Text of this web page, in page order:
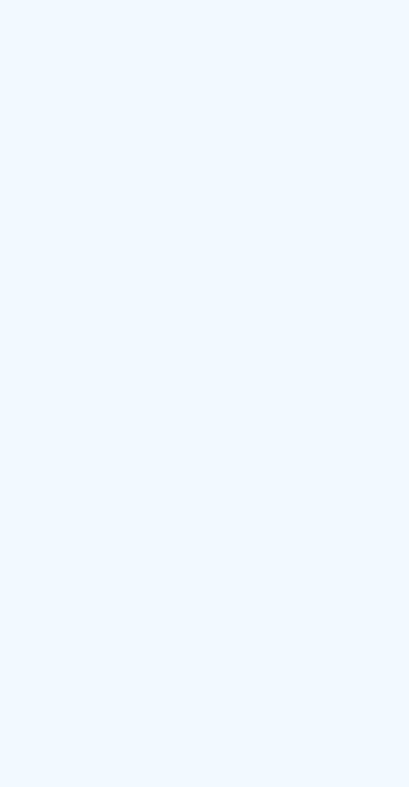
s’il faut faire attention aux moustiques.
s’il faut marcher un peu pour les trouver. L’une d’elles est une
montagnes et le mieux est que les gars qui gèrent la maison vous
vers Yuksom. Je portais des chaussures de randonnée et lui
Le lieu où s’est produit cet événement historique est situé à
c’est le lac Tsomgo ! Situé à 12 400 pieds d’altitude, ce lac de
caractéristique frappante du lac est qu’il change de couleur à
moines bouddhistes étudiaient la couleur du lac pour prédire l’avenir
de Nathula offre une beauté naturelle et des vues panoramiques
un grand nombre de touristes en été et en automne. Les hivers
fortes chutes de neige. La route reste fermée au public les lundis
pour les vues imprenables qu’il offre et bien sûr, la possibilité
leur mode de vie lorsque vous interagissez avec eux. Entouré de
des villes.
présente une grande variété de fleurs provenant de tout le Sikkim.